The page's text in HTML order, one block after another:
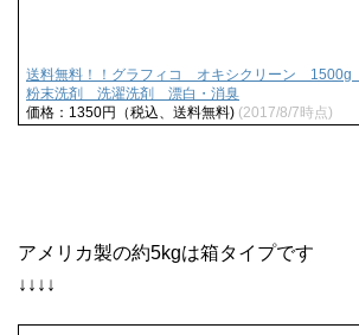
送料無料！！グラフィコ オキシクリーン 1500g
粉末洗剤 洗濯洗剤 漂白・消臭
価格：1350円（税込、送料無料) (2017/8/7時点)
アメリカ製の約5kgは箱タイプです
↓↓↓↓